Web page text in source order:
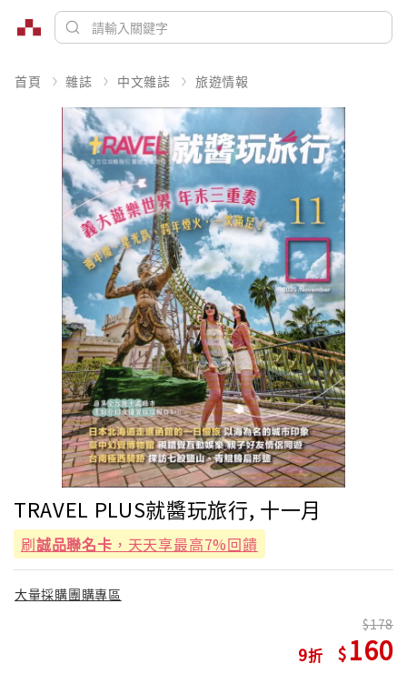
首頁 雜誌 中文雜誌 旅遊情報
TRAVEL PLUS就醬玩旅行, 十一月
刷誠品聯名卡 ，天天享最高7%回饋
大量採購團購專區
9
178
160